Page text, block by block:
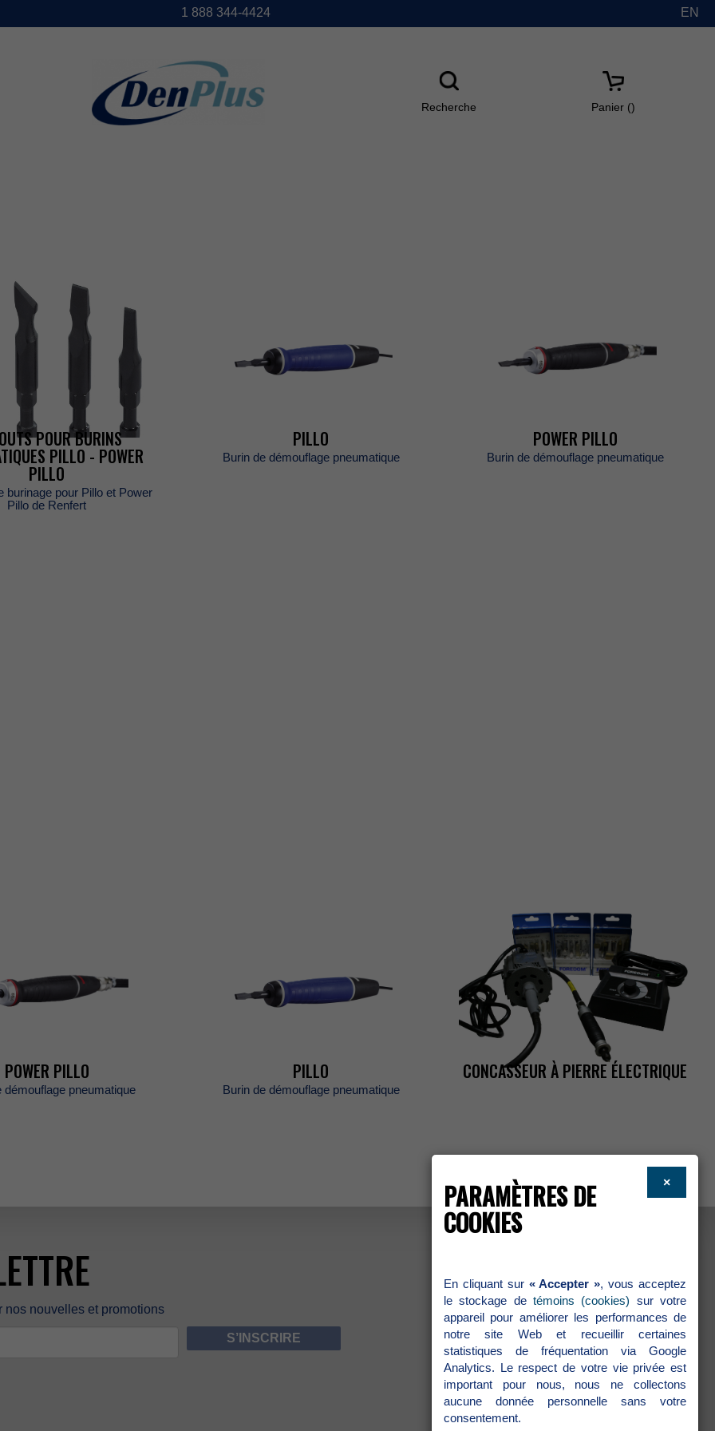
1888344-4424 EN
Recherche Panier()
POWER
PILLO
PillodeRenfert
PILLO
Burindedémouflagepneumatique
POWERPILLO
Burindedémouflagepneumatique
POWERPILLO PILLO
Burindedémouflagepneumatique
CONCASSEURÀPIERREÉLECTRIQUE
S’INSCRIRE
×
PARAMÈTRESDE
COOKIES
Encliquantsur «Accepter»,vousacceptez
lestockagede témoins(cookies) survotre
appareilpouraméliorerlesperformancesde
notresiteWebetrecueillircertaines
statistiquesdefréquentationviaGoogle
Analytics.Lerespectdevotrevieprivéeest
importantpournous,nousnecollectons
aucunedonnéepersonnellesansvotre
consentement.